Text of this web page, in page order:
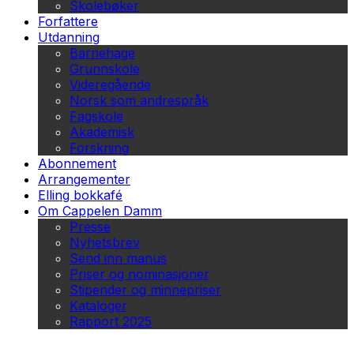
Skolebøker
Forfattere
Utdanning
Barnehage
Grunnskole
Videregående
Norsk som andrespråk
Fagskole
Akademisk
Forskning
Abonnement
Arrangementer
Elling bokkafé
Om Cappelen Damm
Presse
Nyhetsbrev
Send inn manus
Priser og nominasjoner
Stipender og minnepriser
Kataloger
Rapport 2025